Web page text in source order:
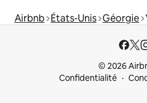
Airbnb États-Unis Géorgie
© 2026
Confidentialité